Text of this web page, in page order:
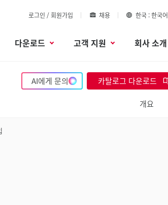
로그인 / 회원가입 채용 한국 한국어
다운로드 고객 지원 회사 소개
AI에게 문의 카탈로그 다운로드
개요